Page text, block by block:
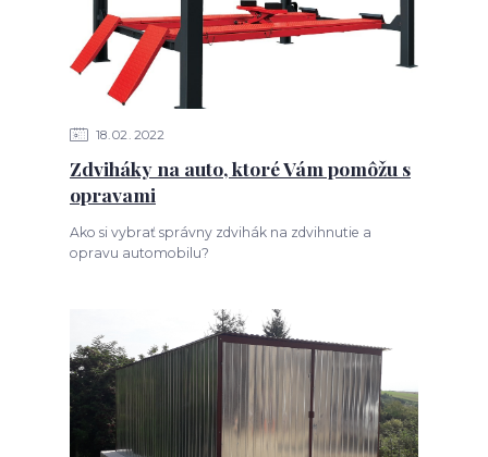
18 02 2022
Zdviháky na auto, ktoré Vám pomôžu s
opravami
Ako si vybrať správny zdvihák na zdvihnutie a
opravu automobilu?